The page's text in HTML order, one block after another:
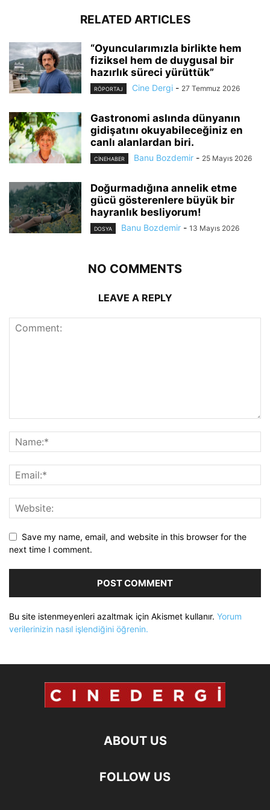
RELATED ARTICLES
“Oyuncularımızla birlikte hem
fiziksel hem de duygusal bir
hazırlık süreci yürüttük”
RÖPORTAJ Cine Dergi - 27 Temmuz 2026
Gastronomi aslında dünyanın
gidişatını okuyabileceğiniz en
canlı alanlardan biri.
CINEHABER Banu Bozdemir - 25 Mayıs 2026
Doğurmadığına annelik etme
gücü gösterenlere büyük bir
hayranlık besliyorum!
DOSYA Banu Bozdemir - 13 Mayıs 2026
NO COMMENTS
LEAVE A REPLY
Save my name, email, and website in this browser for the
next time I comment.
Bu site istenmeyenleri azaltmak için Akismet kullanır. Yorum
verilerinizin nasıl işlendiğini öğrenin.
ABOUT US
FOLLOW US